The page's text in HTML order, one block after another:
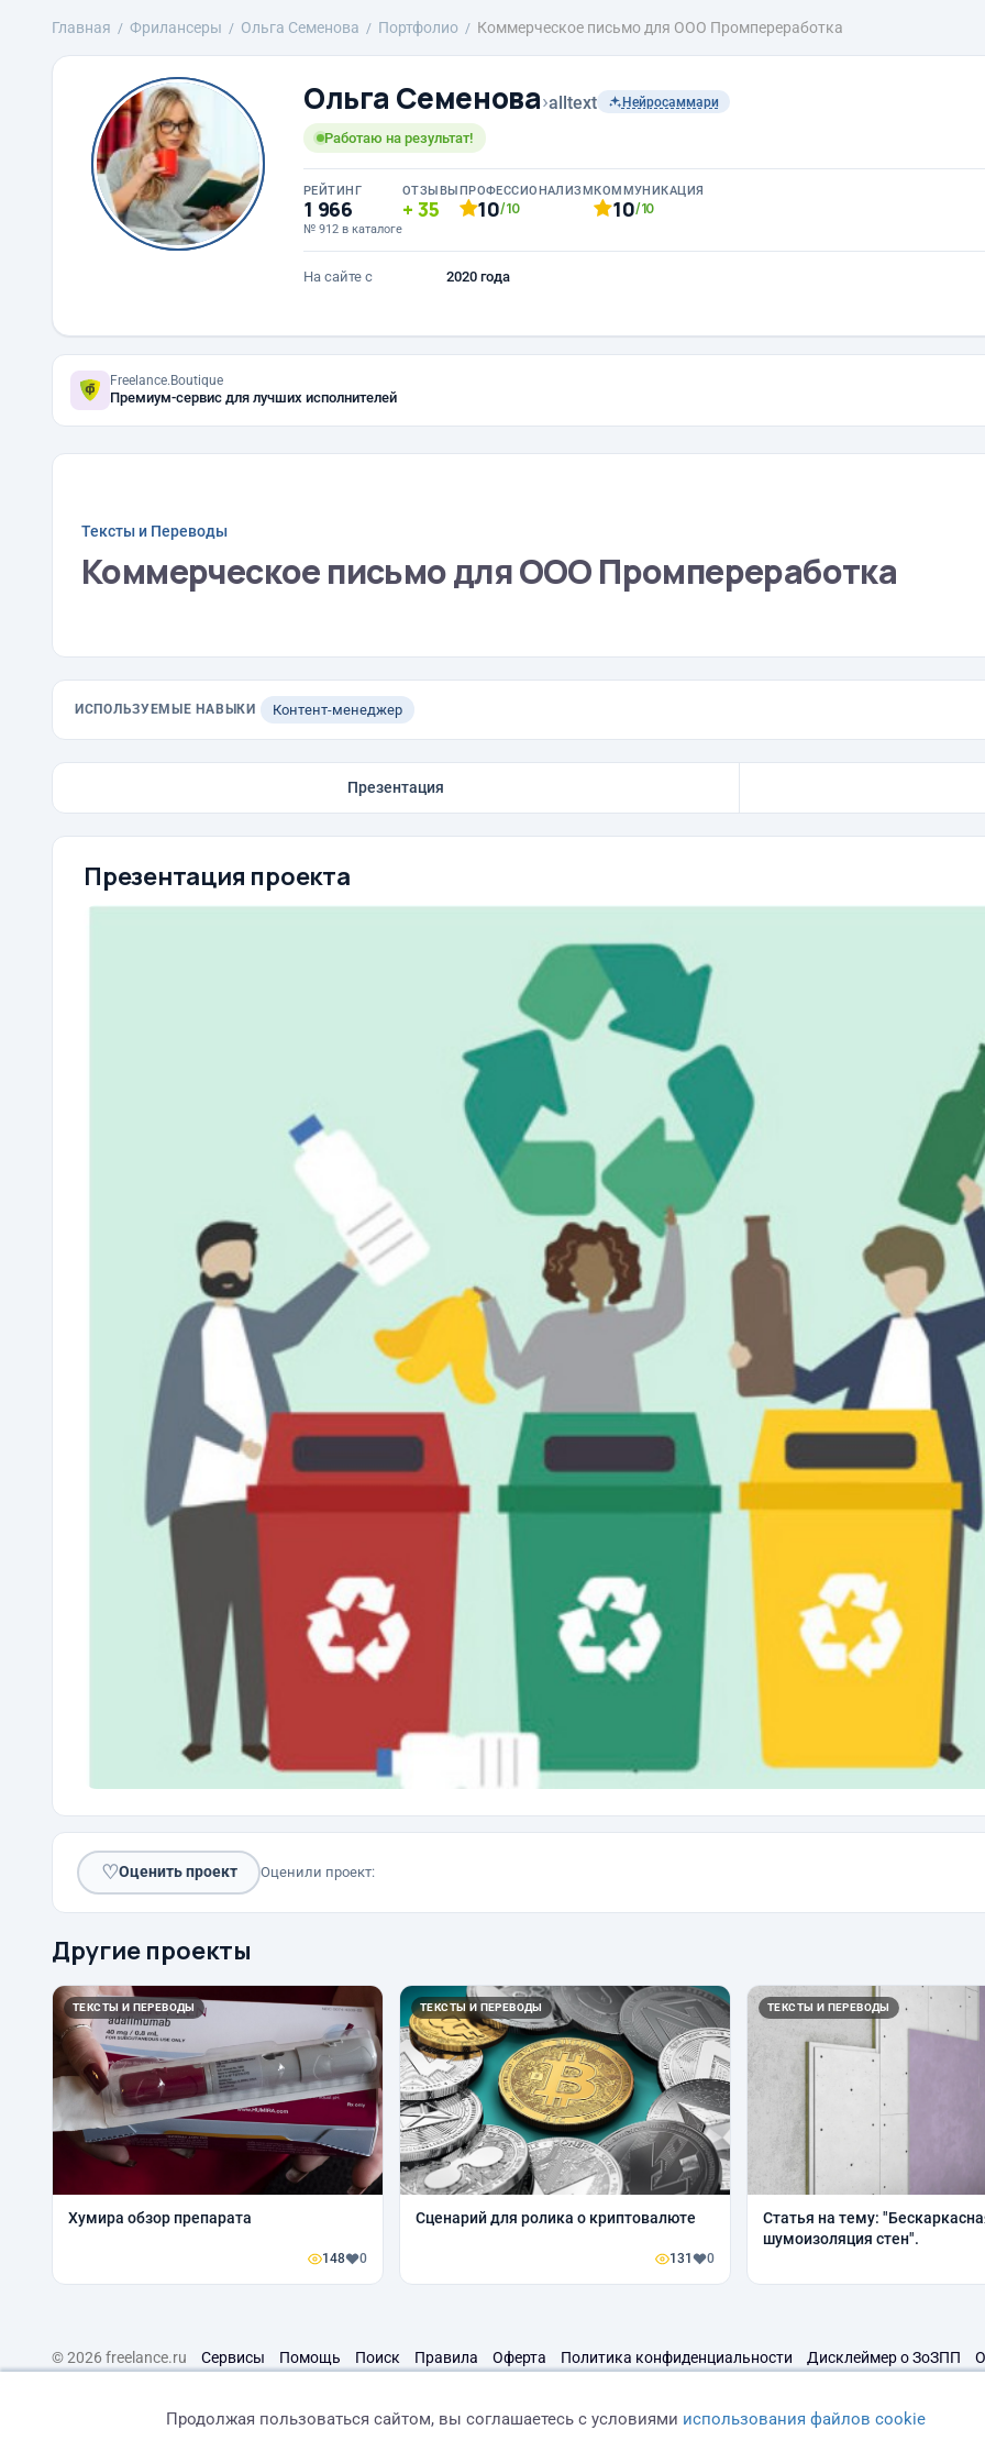
Главная Фрилансеры Ольга Семенова Портфолио Коммерческое письмо для ООО Промпереработка
Ольга Семенова›alltext Нейросаммари
Работаю на результат!
РЕЙТИНГ
1 966
№ 912 в каталоге
ОТЗЫВЫ
35
ПРОФЕССИОНАЛИЗМ
10/10
КОММУНИКАЦИЯ
10/10
На сайте с 2020 года
Freelance.Boutique
Премиум-сервис для лучших исполнителей
Тексты и Переводы
Коммерческое письмо для ООО Промпереработка
ИСПОЛЬЗУЕМЫЕ НАВЫКИ Контент-менеджер
Презентация
Презентация проекта
♡Оценить проект Оценили проект:
Другие проекты
ТЕКСТЫ И ПЕРЕВОДЫ
Хумира обзор препарата
148 0
ТЕКСТЫ И ПЕРЕВОДЫ
Сценарий для ролика о криптовалюте
131 0
ТЕКСТЫ И ПЕРЕВОДЫ
Статья на тему:
шумоизоляция стен".
© 2026 freelance.ru Сервисы Помощь Поиск Правила Оферта Политика конфиденциальности Дисклеймер о ЗоЗПП
Продолжая пользоваться сайтом, вы соглашаетесь с условиями использования файлов cookie